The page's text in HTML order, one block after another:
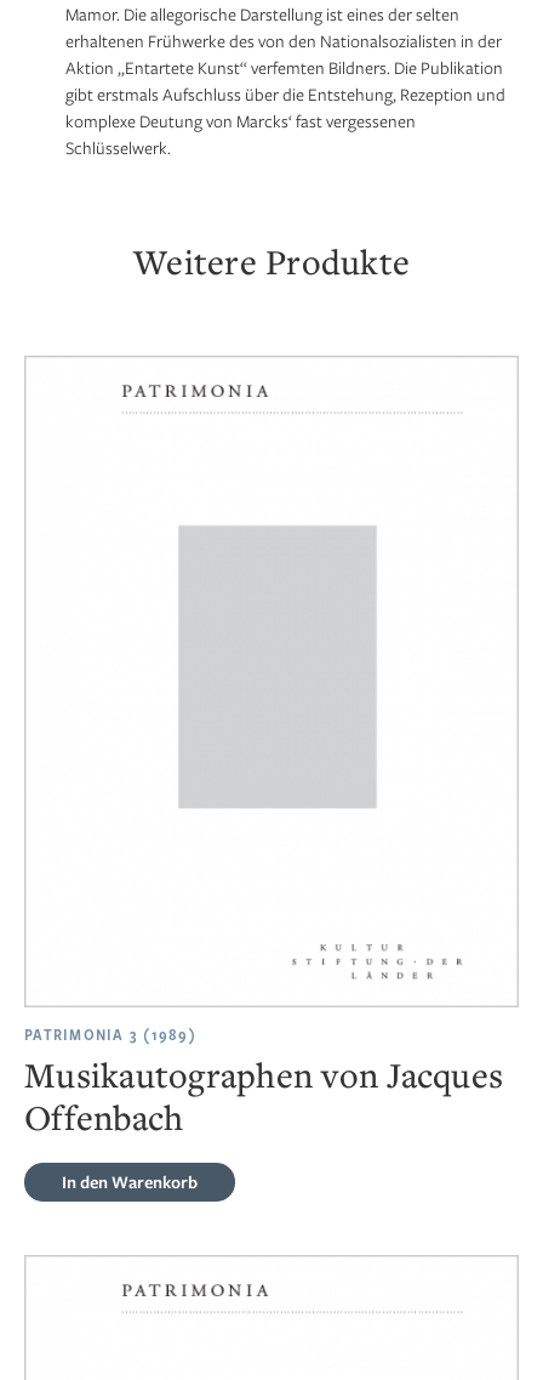
Mamor. Die allegorische Darstellung ist eines der selten
erhaltenen Frühwerke des von den Nationalsozialisten in der
Aktion „Entartete Kunst“ verfemten Bildners. Die Publikation
gibt erstmals Aufschluss über die Entstehung, Rezeption und
komplexe Deutung von Marcks‘ fast vergessenen
Schlüsselwerk.
Weitere Produkte
PATRIMONIA 3 (1989)
Musikautographen von Jacques
Offenbach
In den Warenkorb